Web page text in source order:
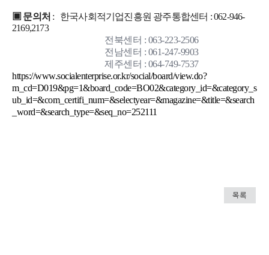
▣ 문의처 : 한국사회적기업진흥원 광주통합센터 : 062-946-
2169,2173
전북센터 : 063-223-2506
전남센터 : 061-247-9903
제주센터 : 064-749-7537
https://www.socialenterprise.or.kr/social/board/view.do?
m_cd=D019&pg=1&board_code=BO02&category_id=&category_s
ub_id=&com_certifi_num=&selectyear=&magazine=&title=&search
_word=&search_type=&seq_no=252111
목록